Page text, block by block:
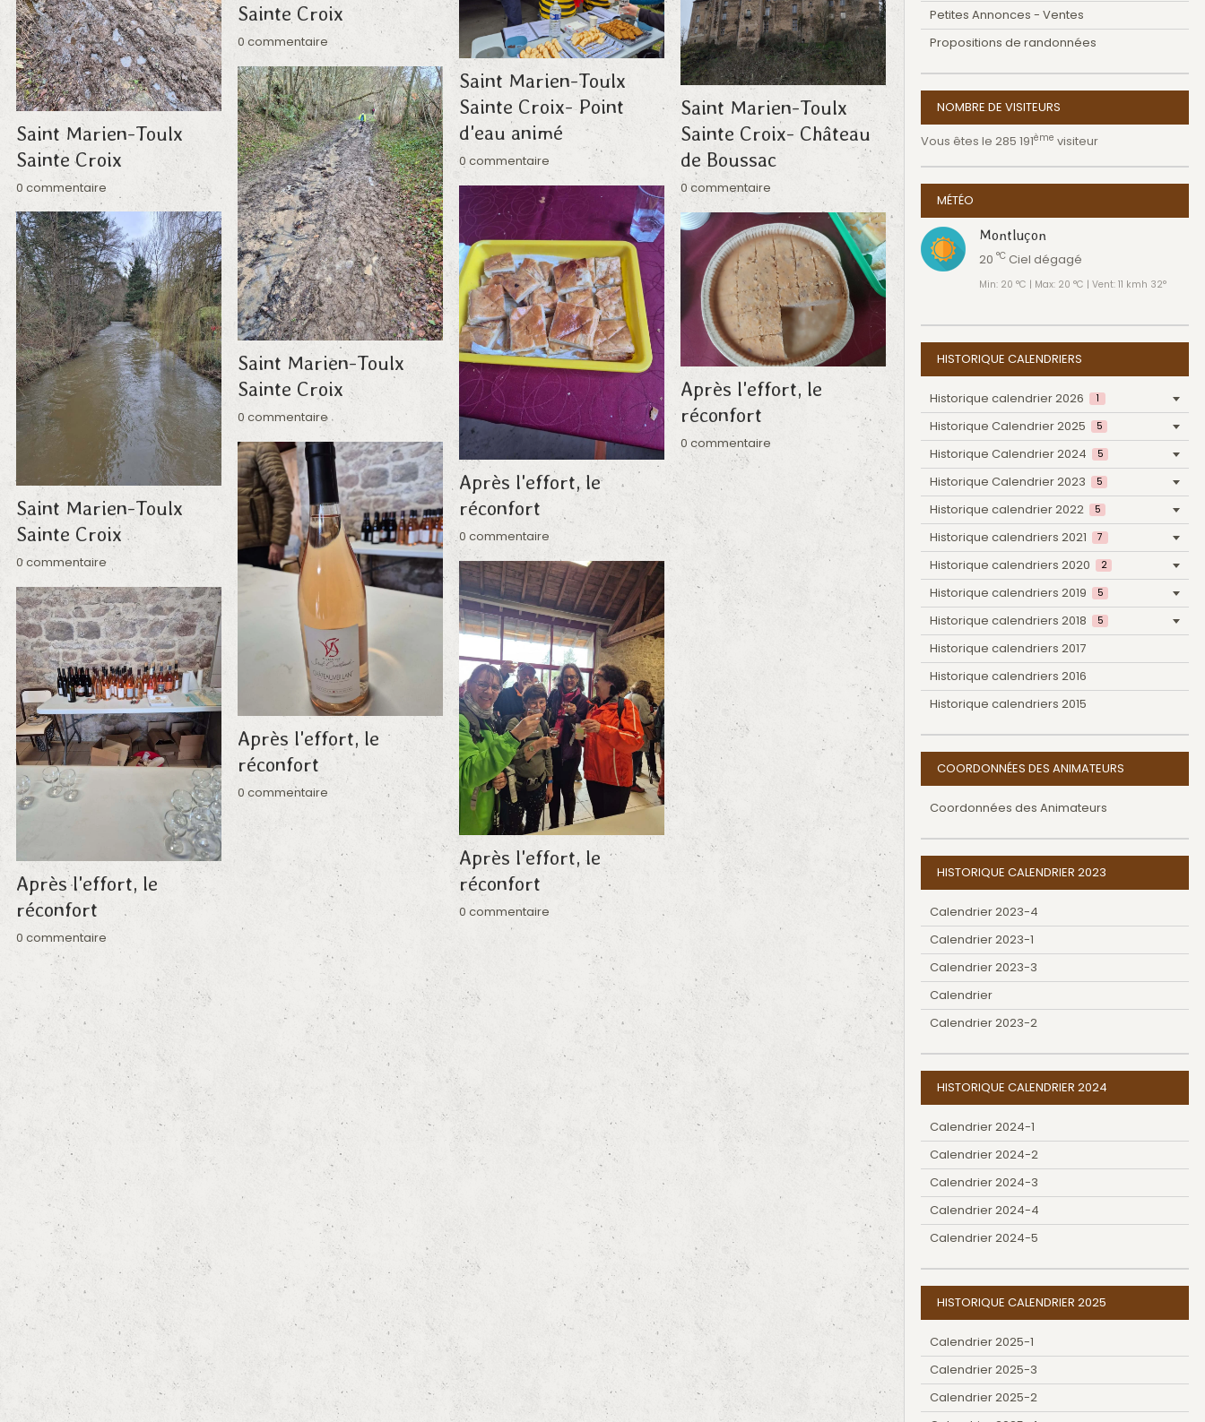
Saint Marien-Toulx
Sainte Croix
0 commentaire
Sainte Croix
0 commentaire
Saint Marien-Toulx
Sainte Croix- Point
d'eau animé
0 commentaire
Saint Marien-Toulx
Sainte Croix- Château
de Boussac
0 commentaire
Saint Marien-Toulx
Sainte Croix
0 commentaire
Saint Marien-Toulx
Sainte Croix
0 commentaire
Après l'effort, le
réconfort
0 commentaire
Après l'effort, le
réconfort
0 commentaire
Après l'effort, le
réconfort
0 commentaire
Après l'effort, le
réconfort
0 commentaire
Après l'effort, le
réconfort
0 commentaire
Petites Annonces - Ventes
Propositions de randonnées
NOMBRE DE VISITEURS
Vous êtes le 285 191ème visiteur
MÉTÉO
Montluçon
20 °C Ciel dégagé
Min: 20 °C | Max: 20 °C | Vent: 11 kmh 32°
HISTORIQUE CALENDRIERS
Historique calendrier 2026 1
Historique Calendrier 2025 5
Historique Calendrier 2024 5
Historique Calendrier 2023 5
Historique calendrier 2022 5
Historique calendriers 2021 7
Historique calendriers 2020 2
Historique calendriers 2019 5
Historique calendriers 2018 5
Historique calendriers 2017
Historique calendriers 2016
Historique calendriers 2015
COORDONNÉES DES ANIMATEURS
Coordonnées des Animateurs
HISTORIQUE CALENDRIER 2023
Calendrier 2023-4
Calendrier 2023-1
Calendrier 2023-3
Calendrier
Calendrier 2023-2
HISTORIQUE CALENDRIER 2024
Calendrier 2024-1
Calendrier 2024-2
Calendrier 2024-3
Calendrier 2024-4
Calendrier 2024-5
HISTORIQUE CALENDRIER 2025
Calendrier 2025-1
Calendrier 2025-3
Calendrier 2025-2